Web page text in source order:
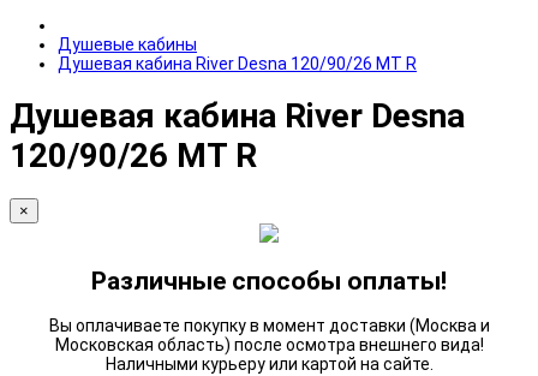
Душевые кабины
Душевая кабина River Desna 120/90/26 МТ R
Душевая кабина River Desna
120/90/26 МТ R
×
Различные способы оплаты!
Вы оплачиваете покупку в момент доставки (Москва и
Московская область) после осмотра внешнего вида!
Наличными курьеру или картой на сайте.